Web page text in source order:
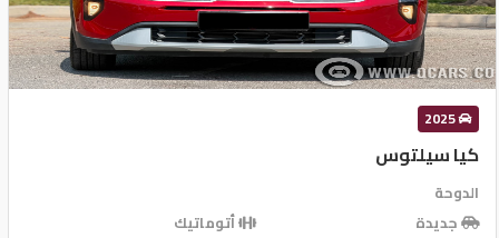
تسجيل
الدخول
English
مستثمري
السيارات
2025
كيا سيلتوس
الدوحة
جديدة
أتوماتيك